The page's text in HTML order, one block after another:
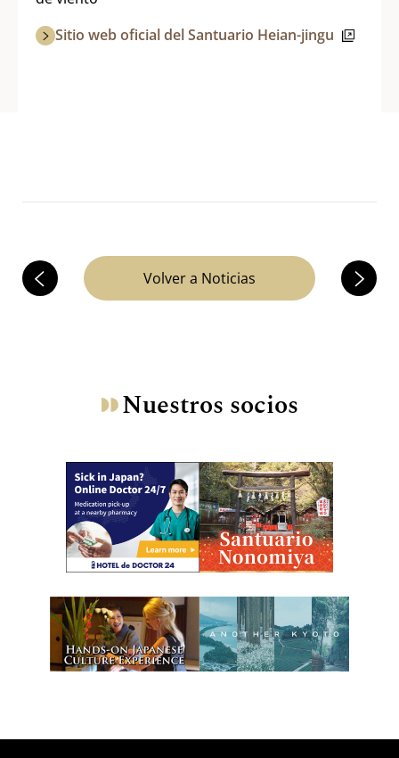
Sitio web oficial del Santuario Heian-jingu
Volver a Noticias
Nuestros socios